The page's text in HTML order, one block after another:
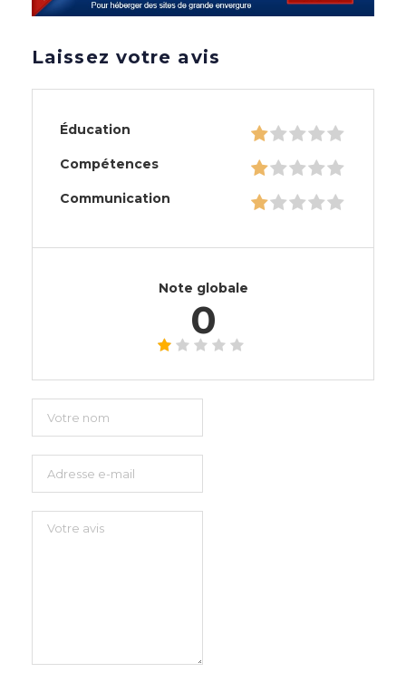
Laissez votre avis
Éducation
Compétences
Communication
Note globale
0